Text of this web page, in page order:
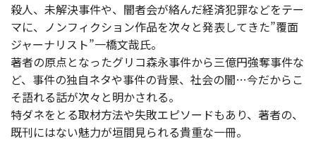
殺人、未解決事件や、闇者会が絡んだ経済犯罪などをテー
マに、ノンフィクション作品を次々と発表してきた”覆面
ジャーナリスト”一橋文哉氏。
著者の原点となったグリコ森永事件から三億円強奪事件な
ど、事件の独自ネタや事件の背景、社会の闇…今だからこ
そ語れる話が次々と明かされる。
特ダネをとる取材方法や失敗エピソードもあり、著者の、
既刊にはない魅力が垣間見られる貴重な一冊。